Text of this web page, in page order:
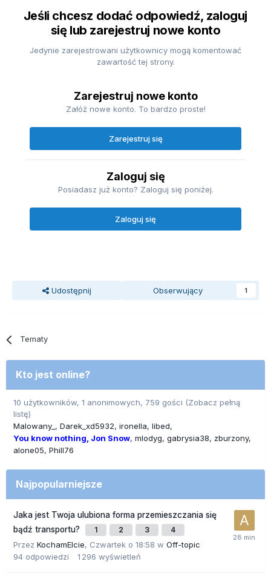
Jeśli chcesz dodać odpowiedź, zaloguj
się lub zarejestruj nowe konto
Jedynie zarejestrowani użytkownicy mogą komentować
zawartość tej strony.
Zarejestruj nowe konto
Załóż nowe konto. To bardzo proste!
Zarejestruj się
Zaloguj się
Posiadasz już konto? Zaloguj się poniżej.
Zaloguj się
Udostępnij Obserwujący 1
Tematy
Kto jest online?
10 użytkowników, 1 anonimowych, 759 gości (Zobacz pełną
listę)
Malowany_
Darek_xd5932 ironella libed
You know nothing, Jon Snow mlodyg gabrysia38
zburzony
alone05 Phill76
Najpopularniejsze
Jaka jest Twoja ulubiona forma przemieszczania się
bądź transportu?
1 2 3 4
Przez KochamElcie, Czwartek o 18:58 w Off-topic
94 odpowiedzi 1 296 wyświetleń